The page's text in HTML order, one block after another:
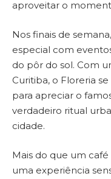
aproveitar o
Nos finais de
especial com
do pôr do sol. Com
Curitiba, o Floreria
para apreciar o
verdadeiro ritual
cidade.
Mais do que um
uma experiência